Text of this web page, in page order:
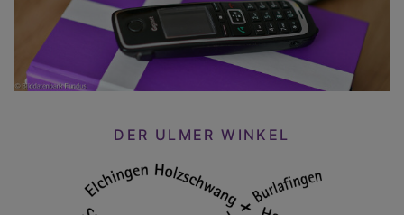
DER ULMER WINKEL